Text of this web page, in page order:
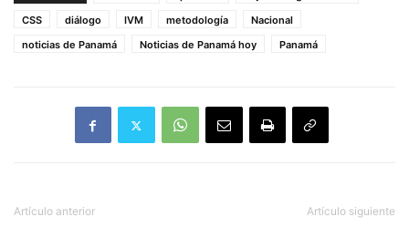
CSS
diálogo IVM metodología
Nacional
noticias de Panamá
Noticias de Panamá hoy Panamá
Artículo anterior Artículo siguiente